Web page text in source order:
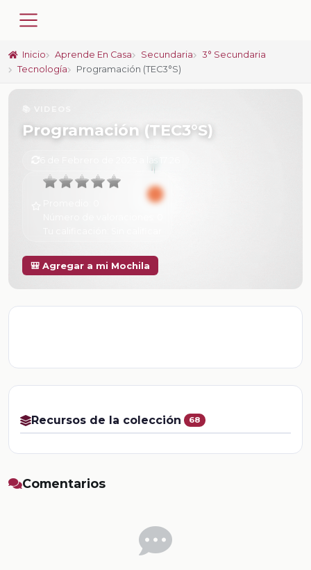
Inicio Aprende En Casa Secundaria
3° Secundaria
Tecnología
Programación (TEC3°S)
Programación (TEC3°S)
🎒 Agregar a mi Mochila
Recursos de la colección 68
Comentarios